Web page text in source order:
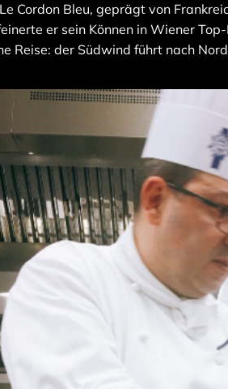
Cordon Bleu, geprägt von
er sein Können in Wiener
Reise: der Südwind führt nach